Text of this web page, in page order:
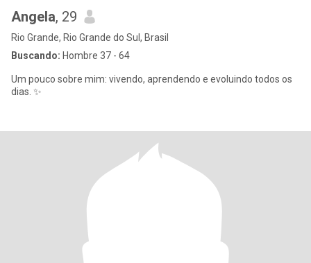
Angela, 29
Rio Grande, Rio Grande do Sul, Brasil
Buscando: Hombre 37 - 64
Um pouco sobre mim: vivendo, aprendendo e evoluindo todos os
dias. ✨